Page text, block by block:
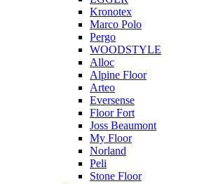
Kronotex
Marco Polo
Pergo
WOODSTYLE
Alloc
Alpine Floor
Arteo
Eversense
Floor Fort
Joss Beaumont
My Floor
Norland
Peli
Stone Floor